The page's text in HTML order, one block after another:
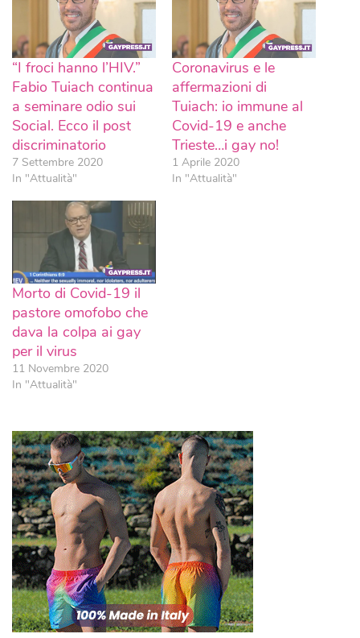
“I froci hanno l’HIV.”
Fabio Tuiach continua
a seminare odio sui
Social. Ecco il post
discriminatorio
7 Settembre 2020
In "Attualità"
Coronavirus e le
affermazioni di
Tuiach: io immune al
Covid-19 e anche
Trieste…i gay no!
1 Aprile 2020
In "Attualità"
Morto di Covid-19 il
pastore omofobo che
dava la colpa ai gay
per il virus
11 Novembre 2020
In "Attualità"